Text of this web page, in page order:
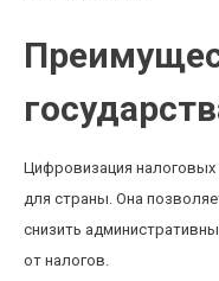
Цифровизация
для страны. Она
снизить
от налогов.